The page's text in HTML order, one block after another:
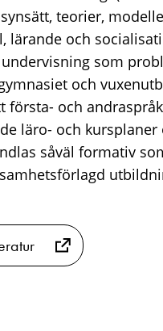
teorier,
lärande och
som
och
första- och
läro- och kursplaner
såväl formativ